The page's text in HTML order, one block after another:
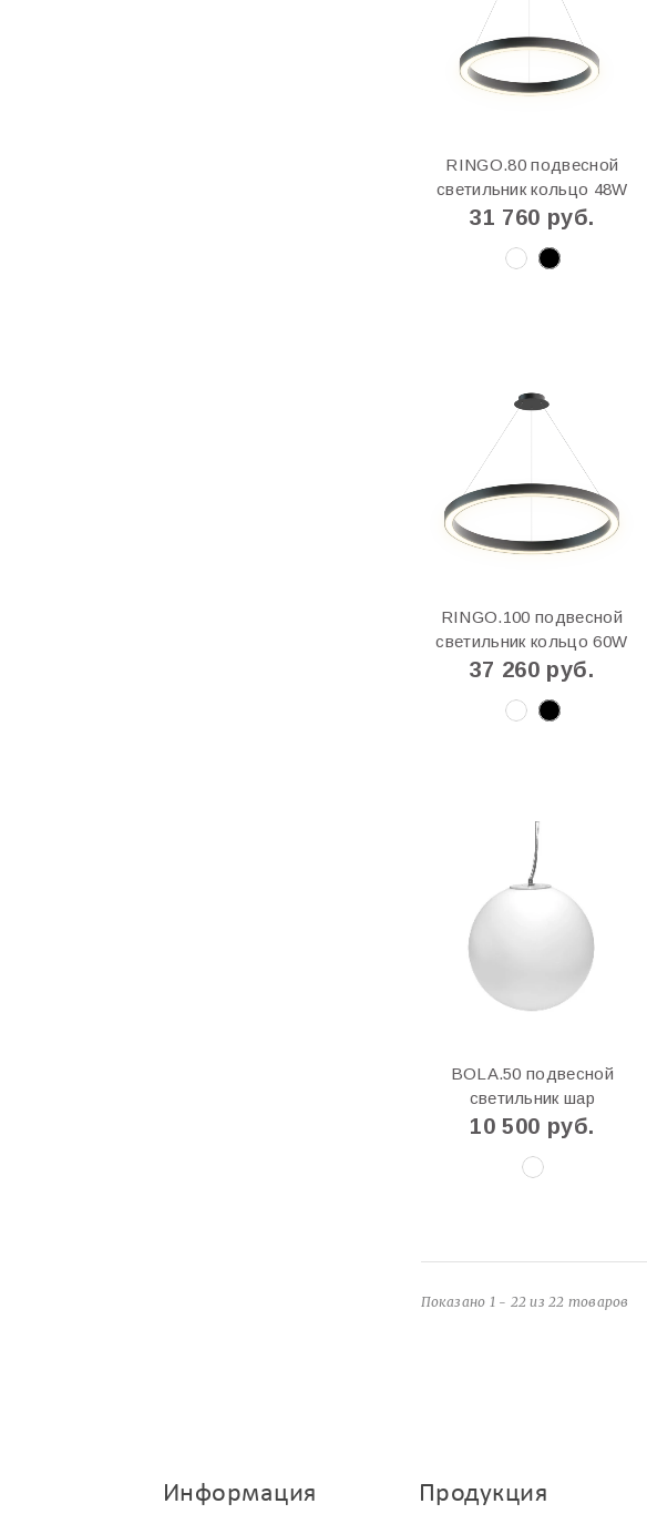
RINGO.80 подвесной
светильник кольцо 48W
31 760 руб.
RINGO.100 подвесной
светильник кольцо 60W
37 260 руб.
BOLA.50 подвесной
светильник шар
10 500 руб.
Показано 1 - 22 из 22 товаров
Информация Продукция